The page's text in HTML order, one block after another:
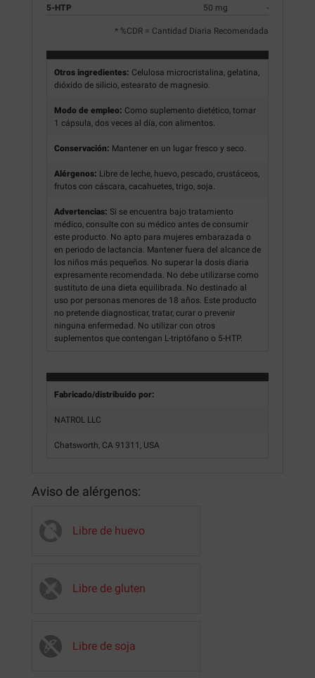
5-HTP 50 mg -
* %CDR = Cantidad Diaria Recomendada
Otros ingredientes: Celulosa microcristalina, gelatina,
dióxido de silicio, estearato de magnesio.
Modo de empleo: Como suplemento dietético, tomar
1 cápsula, dos veces al día, con alimentos.
Conservación: Mantener en un lugar fresco y seco.
Alérgenos: Libre de leche, huevo, pescado, crustáceos,
frutos con cáscara, cacahuetes, trigo, soja.
Advertencias: Si se encuentra bajo tratamiento
médico, consulte con su médico antes de consumir
este producto. No apto para mujeres embarazada o
en periodo de lactancia. Mantener fuera del alcance de
los niños más pequeños. No superar la dosis diaria
expresamente recomendada. No debe utilizarse como
sustituto de una dieta equilibrada. No destinado al
uso por personas menores de 18 años. Este producto
no pretende diagnosticar, tratar, curar o prevenir
ninguna enfermedad. No utilizar con otros
suplementos que contengan L-triptófano o 5-HTP.
Fabricado/distribuido por:
NATROL LLC
Chatsworth, CA 91311, USA
Aviso de alérgenos:
Libre de huevo
Libre de gluten
Libre de soja